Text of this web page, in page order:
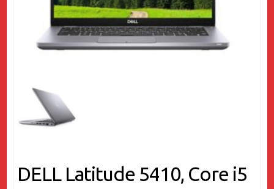
DELL Latitude 5410, Core i5